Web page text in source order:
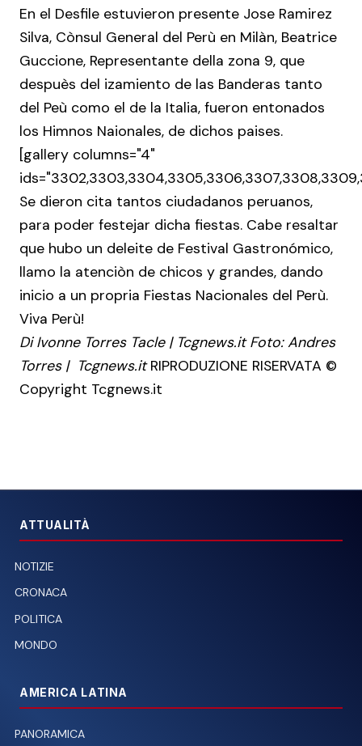
En el Desfile estuvieron presente Jose Ramirez
Silva, Cònsul General del Perù en Milàn, Beatrice
Guccione, Representante della zona 9, que
despuès del izamiento de las Banderas tanto
del Peù como el de la Italia, fueron entonados
los Himnos Naionales, de dichos paises.
[gallery columns="4"
Se dieron cita tantos ciudadanos peruanos,
para poder festejar dicha fiestas. Cabe resaltar
que hubo un deleite de Festival Gastronómico,
llamo la atenciòn de chicos y grandes, dando
inicio a un propria Fiestas Nacionales del Perù.
Viva Perù!
Di Ivonne Torres Tacle | Tcgnews.it Foto: Andres
Torres | Tcgnews.itRIPRODUZIONE RISERVATA ©
Copyright Tcgnews.it
ATTUALITÀ
NOTIZIE
CRONACA
POLITICA
MONDO
AMERICA LATINA
PANORAMICA